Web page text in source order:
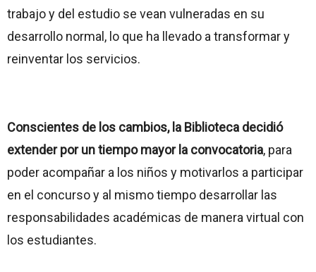
trabajo y del estudio se vean vulneradas en su
desarrollo normal, lo que ha llevado a transformar y
reinventar los servicios.
Conscientes de los cambios, la Biblioteca decidió
extender por un tiempo mayor la convocatoria, para
poder acompañar a los niños y motivarlos a participar
en el concurso y al mismo tiempo desarrollar las
responsabilidades académicas de manera virtual con
los estudiantes.